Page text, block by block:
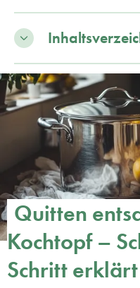
Quitten
Kochtopf –
Schritt erklärt